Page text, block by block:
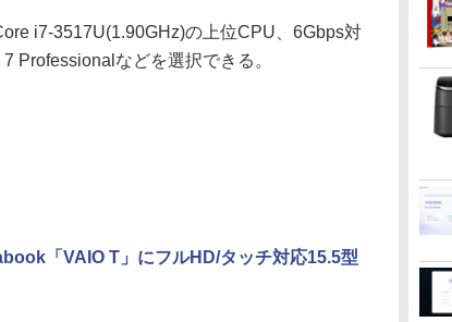
i7-3517U(1.90GHz)の上位CPU、6Gbps対
Professionalなどを選択できる。
「VAIO T」にフルHD/タッチ対応15.5型